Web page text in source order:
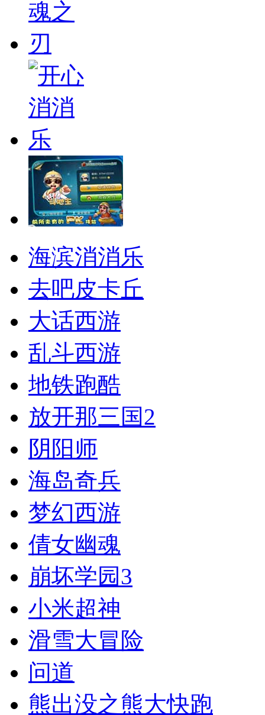
海滨消消乐
去吧皮卡丘
大话西游
乱斗西游
地铁跑酷
放开那三国2
阴阳师
海岛奇兵
梦幻西游
倩女幽魂
崩坏学园3
小米超神
滑雪大冒险
问道
熊出没之熊大快跑